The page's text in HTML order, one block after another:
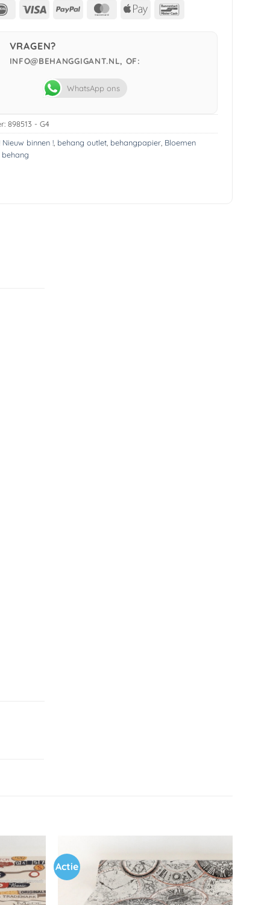
IDeal Visa PayPal MasterCard
Apple
VRAGEN?
INFO@BEHANGGIGANT.NL, OF:
WhatsApp ons
898513 - G4
Nieuw binnen !, behang outlet, behangpapier, Bloemen
behang
Toevoegen
aan
verlanglijst
Actie
Toevoegen
aan
verlanglijst